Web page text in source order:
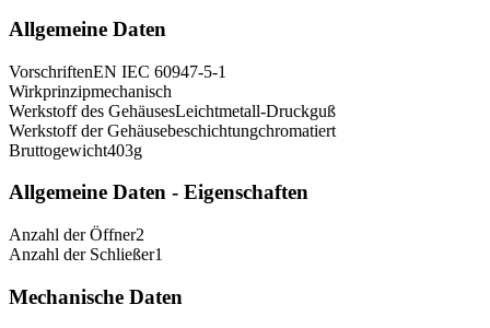
Allgemeine Daten
VorschriftenEN IEC 60947-5-1
Wirkprinzipmechanisch
Werkstoff des GehäusesLeichtmetall-Druckguß
Werkstoff der Gehäusebeschichtungchromatiert
Bruttogewicht403g
Allgemeine Daten - Eigenschaften
Anzahl der Öffner2
Anzahl der Schließer1
Mechanische Daten